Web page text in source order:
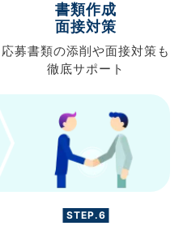
書類作成
面接対策
応募書類の添削や面接対策も
徹底サポート
STEP.6